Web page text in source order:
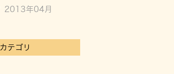
2013年04月
カテゴリ